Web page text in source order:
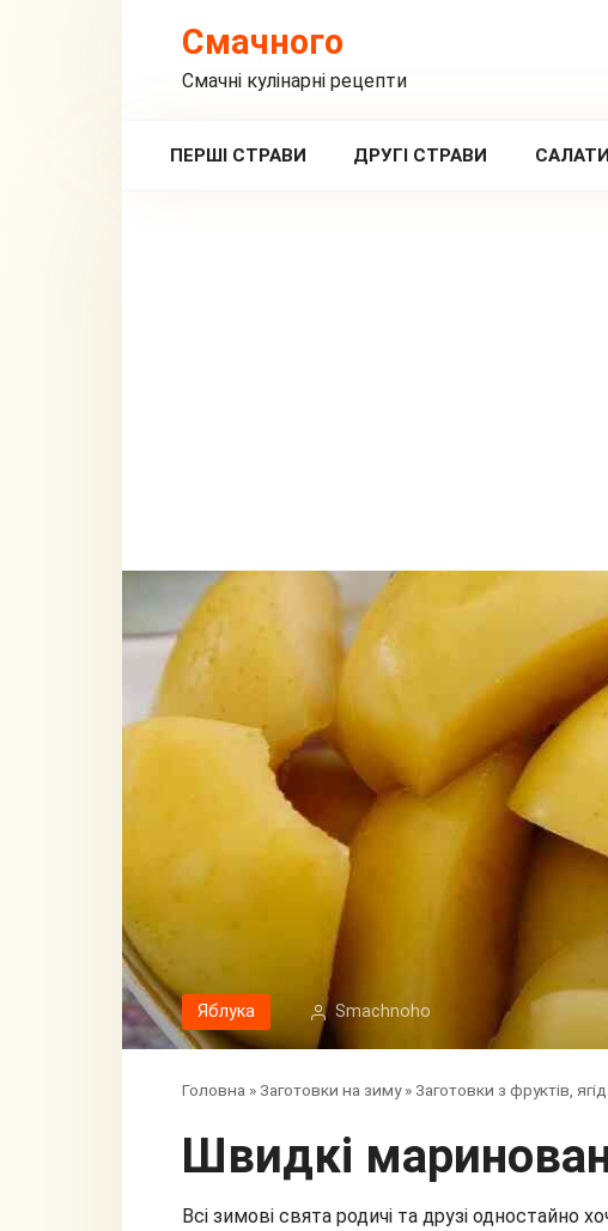
Смачного
Смачні кулінарні рецепти
ПЕРШІ СТРАВИ ДРУГІ СТРАВИ САЛАТИ
Яблука Smachnoho
Головна » Заготовки на зиму» Заготовки з фруктів, ягід
Швидкі
Всі зимові свята родичі та друзі одностайно